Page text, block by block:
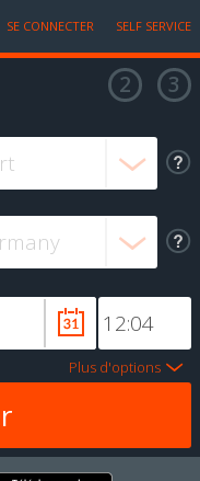
SE CONNECTER SELF SERVICE
Plus d'options